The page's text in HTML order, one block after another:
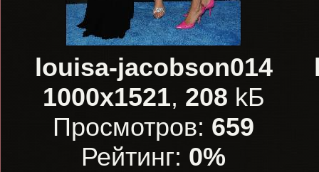
louisa-jacobson014
1000x1521, 208 kБ
Просмотров: 659
Рейтинг: 0%